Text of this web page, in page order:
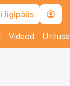
ligipääs
Videod